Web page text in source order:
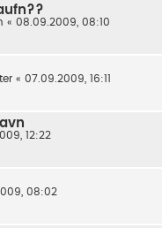
« 08.09.2009, 08:10
« 07.09.2009, 16:11
12:22
08:02